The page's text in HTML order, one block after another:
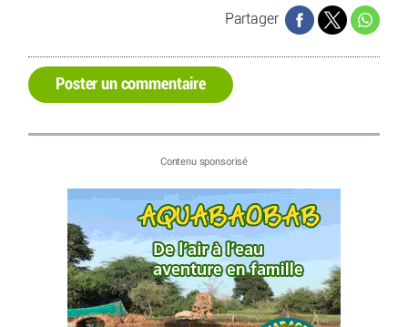
Partager
Poster un commentaire